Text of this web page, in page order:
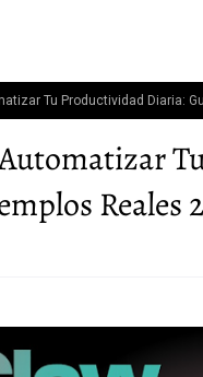
Tu Productividad Diaria:
Reales